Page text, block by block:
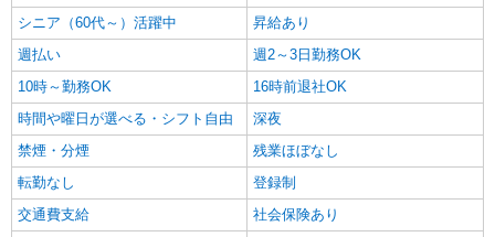
シニア（60代～）活躍中
昇給あり
週払い
週2～3日勤務OK
10時～勤務OK
16時前退社OK
時間や曜日が選べる・シフト自由
深夜
禁煙・分煙
残業ほぼなし
転勤なし
登録制
交通費支給
社会保険あり